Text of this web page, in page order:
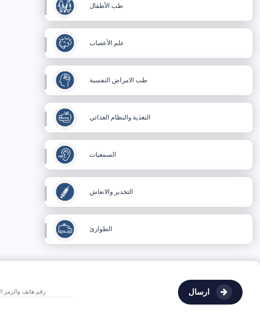
طب الأطفال
علم الأعصاب
طب الامراض النفسية
التغذية والنظام الغذائي
السمعيات
التخدير والانعاش
الطوارئ